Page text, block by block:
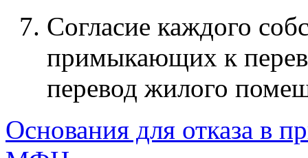
Согласие каждого
примыкающих к
перевод жилого
Основания для отказа в